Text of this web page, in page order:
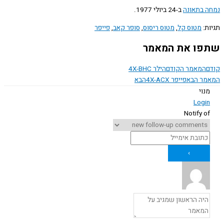
בתאונהב-24 ביולי 1977.
מטוס קל,מטוס ריסוס ,סופר קאב, פייפר
את המאמר
המאמר הקודםהילר 4X-BHC
הבאפייפר 4X-ACX
הבא
Notify